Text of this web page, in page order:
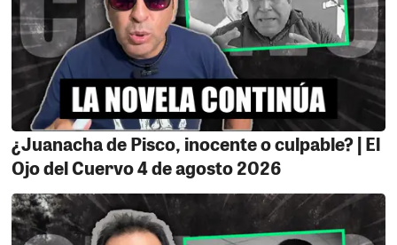
queja ante la primera autoridad pero hasta del día de
hoy (pese a reiteradas insistencia) hasta el día hoy no
recibió llamada alguna su frustración crece y no
entiende como él paga puntualmente su predio a la
comuna demostrando respeto pero a la municipalidad
parece importarle en lo más mínimo. ¡¡¡Qué tal raza!!!
¿Juanacha de Pisco, inocente o culpable? | El
Ojo del Cuervo 4 de agosto 2026